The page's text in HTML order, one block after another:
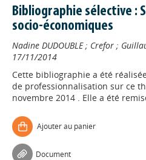
Bibliographie sélective :
socio-économiques
Nadine DUDOUBLE; Crefor ;
17/11/2014
Cette bibliographie a été
de professionnalisation sur ce
novembre 2014 . Elle a été
Ajouter au panier
Document